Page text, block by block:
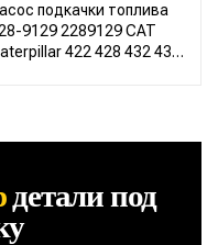
подкачки топлива
9129 2289129 CAT
422 428 432 434
деталипод